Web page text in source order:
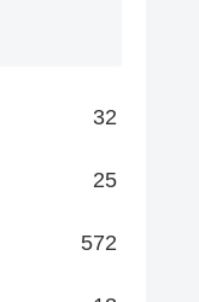
32
25
572